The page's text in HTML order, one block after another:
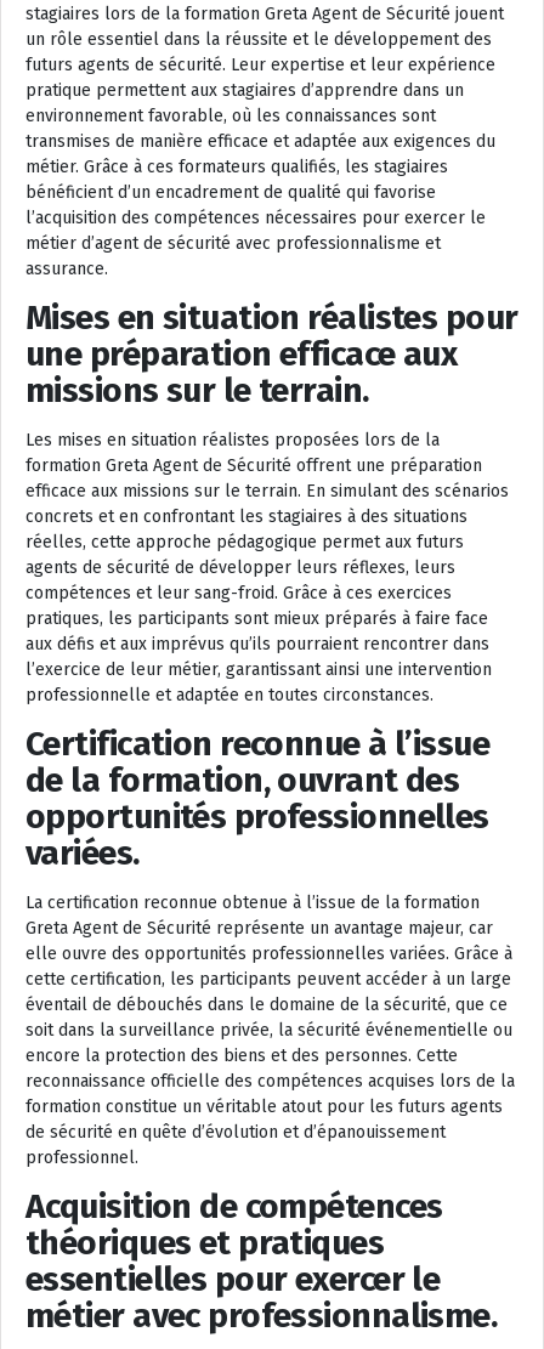
stagiaires lors de la formation Greta Agent de Sécurité jouent
un rôle essentiel dans la réussite et le développement des
futurs agents de sécurité. Leur expertise et leur expérience
pratique permettent aux stagiaires d’apprendre dans un
environnement favorable, où les connaissances sont
transmises de manière efficace et adaptée aux exigences du
métier. Grâce à ces formateurs qualifiés, les stagiaires
bénéficient d’un encadrement de qualité qui favorise
l’acquisition des compétences nécessaires pour exercer le
métier d’agent de sécurité avec professionnalisme et
assurance.
Mises en situation réalistes pour
une préparation efficace aux
missions sur le terrain.
Les mises en situation réalistes proposées lors de la
formation Greta Agent de Sécurité offrent une préparation
efficace aux missions sur le terrain. En simulant des scénarios
concrets et en confrontant les stagiaires à des situations
réelles, cette approche pédagogique permet aux futurs
agents de sécurité de développer leurs réflexes, leurs
compétences et leur sang-froid. Grâce à ces exercices
pratiques, les participants sont mieux préparés à faire face
aux défis et aux imprévus qu’ils pourraient rencontrer dans
l’exercice de leur métier, garantissant ainsi une intervention
professionnelle et adaptée en toutes circonstances.
Certification reconnue à l’issue
de la formation, ouvrant des
opportunités professionnelles
variées.
La certification reconnue obtenue à l’issue de la formation
Greta Agent de Sécurité représente un avantage majeur, car
elle ouvre des opportunités professionnelles variées. Grâce à
cette certification, les participants peuvent accéder à un large
éventail de débouchés dans le domaine de la sécurité, que ce
soit dans la surveillance privée, la sécurité événementielle ou
encore la protection des biens et des personnes. Cette
reconnaissance officielle des compétences acquises lors de la
formation constitue un véritable atout pour les futurs agents
de sécurité en quête d’évolution et d’épanouissement
professionnel.
Acquisition de compétences
théoriques et pratiques
essentielles pour exercer le
métier avec professionnalisme.